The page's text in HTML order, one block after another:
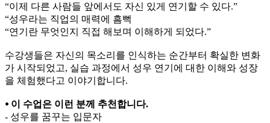
“이제 다른 사람들 앞에서도 자신 있게 연기할 수 있다.”
“성우라는 직업의 매력에 흠뻑
“연기란 무엇인지 직접 해보며 이해하게 되었다.”
수강생들은 자신의 목소리를 인식하는 순간부터 확실한 변화
가 시작되었고, 실습 과정에서 성우 연기에 대한 이해와 성장
을 체험했다고 이야기합니다.
⦁ 이 수업은 이런 분께 추천합니다.
- 성우를 꿈꾸는 입문자